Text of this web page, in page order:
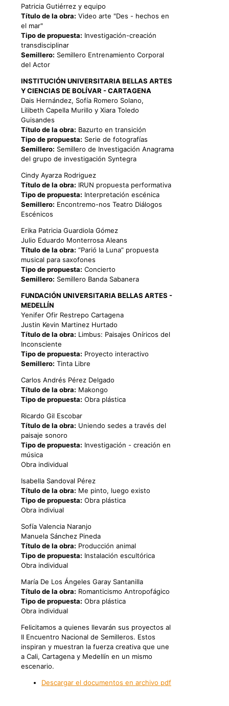
Patricia Gutiérrez y equipo
Título de la obra: Video arte "Des - hechos en
el mar"
Tipo de propuesta: Investigación-creación
transdisciplinar
Semillero: Semillero Entrenamiento Corporal
del Actor
INSTITUCIÓN UNIVERSITARIA BELLAS ARTES
Y CIENCIAS DE BOLÍVAR - CARTAGENA
Dais Hernández, Sofía Romero Solano,
Lilibeth Capella Murillo y Xiara Toledo
Guisandes
Título de la obra: Bazurto en transición
Tipo de propuesta: Serie de fotografías
Semillero: Semillero de Investigación Anagrama
del grupo de investigación Syntegra
Cindy Ayarza Rodriguez
Título de la obra: IRUN propuesta performativa
Tipo de propuesta: Interpretación escénica
Semillero: Encontremo-nos Teatro Diálogos
Escénicos
Erika Patricia Guardiola Gómez
Julio Eduardo Monterrosa Aleans
Título de la obra: “Parió la Luna” propuesta
musical para saxofones
Tipo de propuesta: Concierto
Semillero: Semillero Banda Sabanera
FUNDACIÓN UNIVERSITARIA BELLAS ARTES -
MEDELLÍN
Yenifer Ofir Restrepo Cartagena
Justin Kevin Martinez Hurtado
Título de la obra: Limbus: Paisajes Oníricos del
Inconsciente
Tipo de propuesta: Proyecto interactivo
Semillero: Tinta Libre
Carlos Andrés Pérez Delgado
Título de la obra: Makongo
Tipo de propuesta: Obra plástica
Ricardo Gil Escobar
Título de la obra: Uniendo sedes a través del
paisaje sonoro
Tipo de propuesta: Investigación - creación en
música
Obra individual
Isabella Sandoval Pérez
Título de la obra: Me pinto, luego existo
Tipo de propuesta: Obra plástica
Obra indiviual
Sofía Valencia Naranjo
Manuela Sánchez Pineda
Título de la obra: Producción animal
Tipo de propuesta: Instalación escultórica
Obra individual
María De Los Ángeles Garay Santanilla
Título de la obra: Romanticismo Antropofágico
Tipo de propuesta: Obra plástica
Obra individual
Felicitamos a quienes llevarán sus proyectos al
II Encuentro Nacional de Semilleros. Estos
inspiran y muestran la fuerza creativa que une
a Cali, Cartagena y Medellín en un mismo
escenario.
Descargar el documentos en archivo pdf